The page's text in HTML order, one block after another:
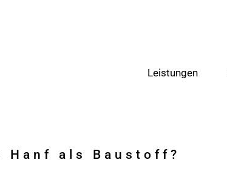
Leistungen
Hanf als Baustoff?